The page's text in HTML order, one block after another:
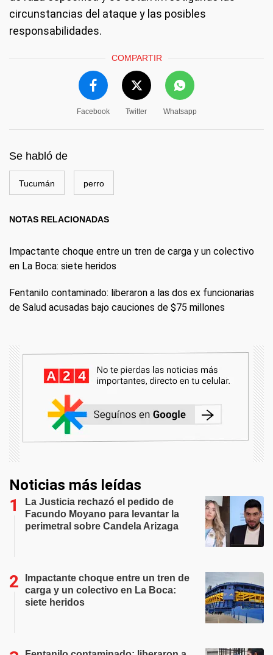
circunstancias del ataque y las posibles
responsabilidades.
COMPARTIR
Facebook Twitter Whatsapp
Se habló de
Tucumán perro
NOTAS RELACIONADAS
Impactante choque entre un tren de carga y un colectivo
en La Boca: siete heridos
Fentanilo contaminado: liberaron a las dos ex funcionarias
de Salud acusadas bajo cauciones de $75 millones
Noticias más leídas
La Justicia rechazó el pedido de
Facundo Moyano para levantar la
perimetral sobre Candela Arizaga
Impactante choque entre un tren de
carga y un colectivo en La Boca:
siete heridos